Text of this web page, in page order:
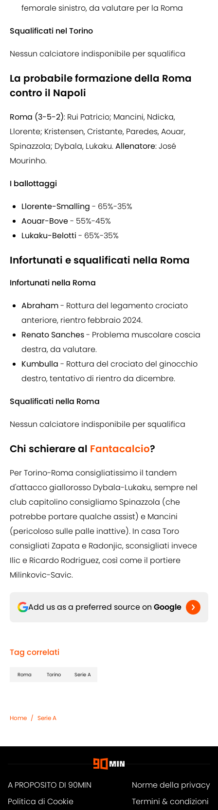
femorale sinistro, da valutare per la Roma
Squalificati nel Torino
Nessun calciatore indisponibile per squalifica
La probabile formazione della Roma
contro il Napoli
Roma (3-5-2): Rui Patricio; Mancini, Ndicka,
Llorente; Kristensen, Cristante, Paredes, Aouar,
Spinazzola; Dybala, Lukaku.Allenatore: José
Mourinho.
I ballottaggi
Llorente-Smalling - 65%-35%
Aouar-Bove- 55%-45%
Lukaku-Belotti - 65%-35%
Infortunati e squalificati nella Roma
Infortunati nella Roma
Abraham- Rottura del legamento crociato
anteriore, rientro febbraio 2024.
Renato Sanches- Problema muscolare coscia
destra, da valutare.
Kumbulla - Rottura del crociato del ginocchio
destro, tentativo di rientro da dicembre.
Squalificati nella Roma
Nessun calciatore indisponibile per squalifica
Chi schierare al Fantacalcio?
Per Torino-Roma consigliatissimo il tandem
d'attacco giallorosso Dybala-Lukaku, sempre nel
club capitolino consigliamo Spinazzola (che
potrebbe portare qualche assist) e Mancini
(pericoloso sulle palle inattive). In casa Toro
consigliati Zapata e Radonjic, sconsigliati invece
Ilic e Ricardo Rodriguez, così come il portiere
Milinkovic-Savic.
Add us as a preferred source on Google
Tag correlati
Roma Torino Serie A
Home / Serie A
A PROPOSITO DI 90MIN
Norme della privacy
Politica di Cookie
Termini & condizioni